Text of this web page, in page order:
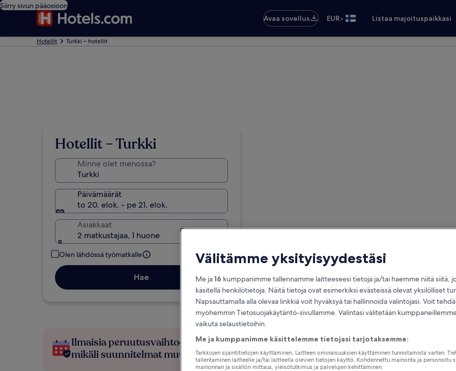
Siirry sivun pääosioon
Avaa sovellus
EUR• Listaa majoituspaikkasi
Hotellit Turkki – hotellit
Hotellit – Turkki
Minne olet menossa?
Päivämäärät
to 20. elok. - pe 21. elok.
Asiakkaat
2 matkustajaa, 1 huone
Olen lähdössä työmatkalle
Hae
Ilmaisia peruutusvaihtoehtoja,
mikäli suunnitelmat muuttuvat
Ansaitse etuja jokaisesta
yöpymästäsi yöstä
Välitämme yksityisyydestäsi
Me ja16 kumppanimme tallennamme laitteeseesi tietoja ja/tai haemme niitä siitä,
käsitellä henkilötietoja. Näitä tietoja ovat esimerkiksi evästeissä olevat yksilölliset
Napsauttamalla alla olevaa linkkiä voit hyväksyä tai hallinnoida valintojasi. Voit
myöhemmin Tietosuojakäytäntö-sivullamme. Valintasi välitetään
vaikuta selaustietoihin.
Me ja kumppanimme käsittelemme tietojasi tarjotaksemme:
Tarkkojen sijaintitietojen käyttäminen. Laitteen ominaisuuksien käyttäminen tunnistamista varten.
tallentaminen laitteelle ja/tai laitteella olevien tietojen käyttö. Kohdennettu mainonta ja personoitu
mainonnan ja sisällön mittaus, yleisötutkimus ja palvelujen kehittäminen.